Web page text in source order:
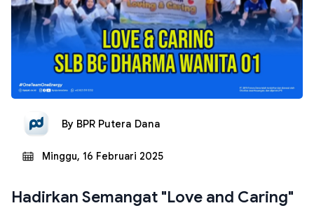
By BPR Putera Dana
Minggu, 16 Februari 2025
Hadirkan Semangat "Love and Caring"